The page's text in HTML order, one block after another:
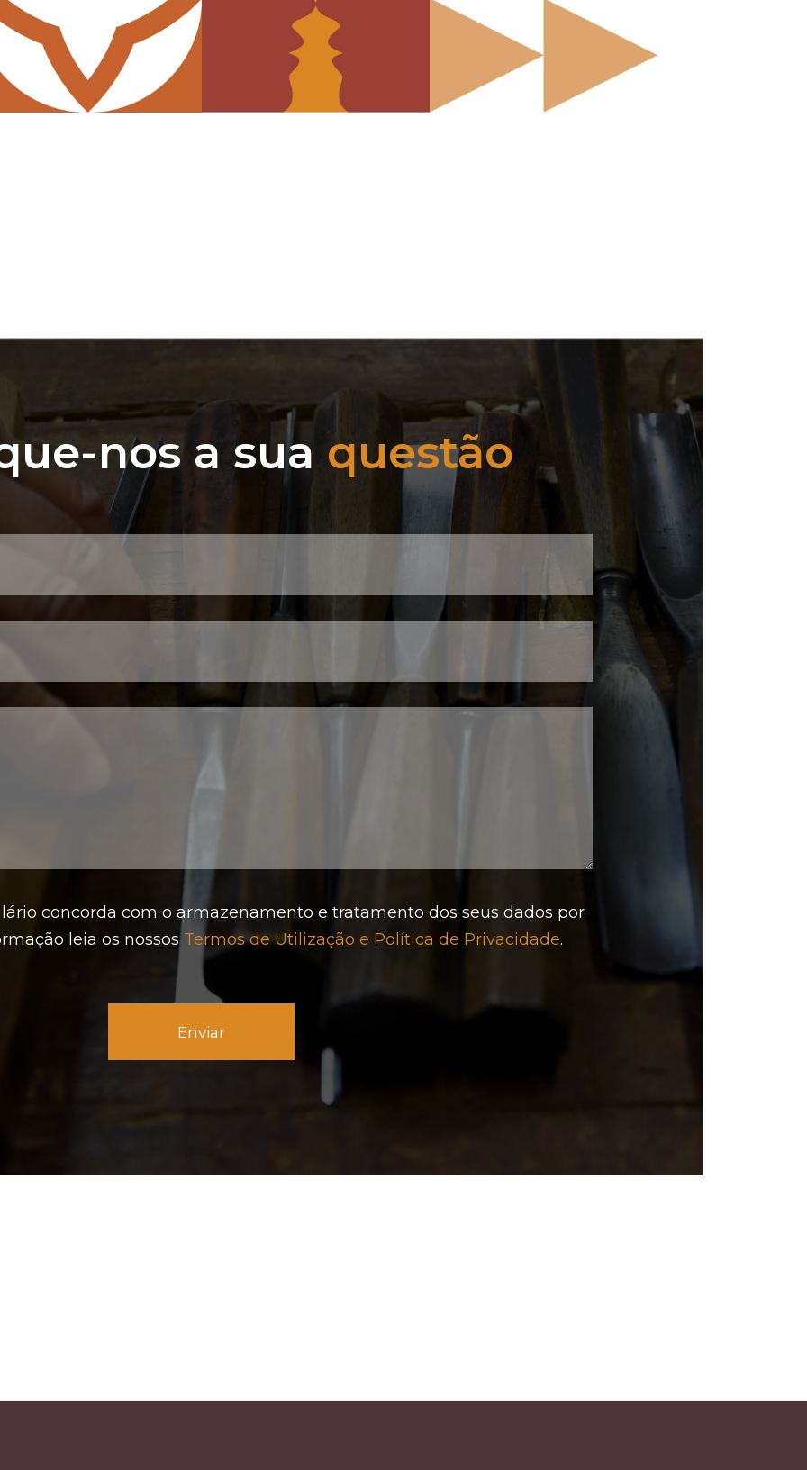
nos a sua questão
concorda com o armazenamento e tratamento dos seus dados por
leia os nossosTermos de Utilização e Política de Privacidade.